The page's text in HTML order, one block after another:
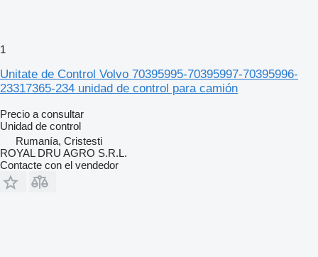
1
Unitate de Control Volvo 70395995-70395997-70395996-
23317365-234 unidad de control para camión
Precio a consultar
Unidad de control
Rumanía, Cristesti
ROYAL DRU AGRO S.R.L.
Contacte con el vendedor